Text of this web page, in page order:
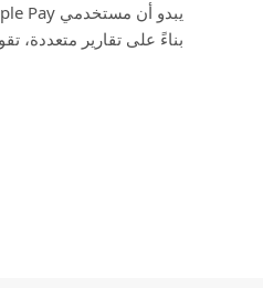
بناءً على تقارير متعددة،